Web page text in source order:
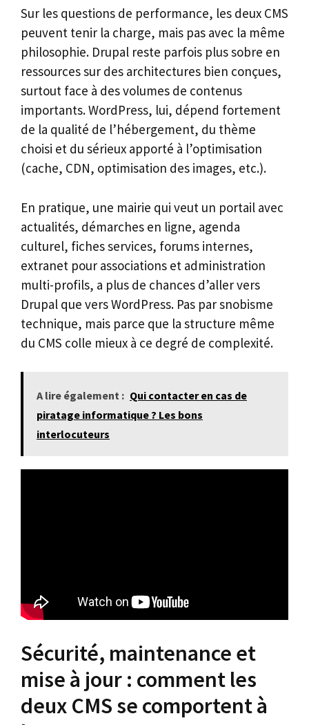
Sur les questions de performance, les deux CMS
peuvent tenir la charge, mais pas avec la même
philosophie. Drupal reste parfois plus sobre en
ressources sur des architectures bien conçues,
surtout face à des volumes de contenus
importants. WordPress, lui, dépend fortement
de la qualité de l’hébergement, du thème
choisi et du sérieux apporté à l’optimisation
(cache, CDN, optimisation des images, etc.).
En pratique, une mairie qui veut un portail avec
actualités, démarches en ligne, agenda
culturel, fiches services, forums internes,
extranet pour associations et administration
multi-profils, a plus de chances d’aller vers
Drupal que vers WordPress. Pas par snobisme
technique, mais parce que la structure même
du CMS colle mieux à ce degré de complexité.
A lire également : Qui contacter en cas de
piratage informatique ? Les bons
interlocuteurs
Sécurité, maintenance et
mise à jour : comment les
deux CMS se comportent à